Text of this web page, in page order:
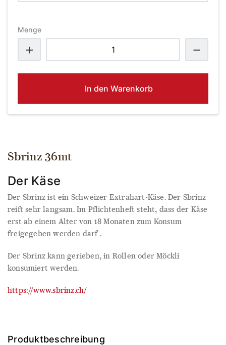
Menge
In den Warenkorb
Sbrinz 36mt
Der Käse
Der Sbrinz ist ein Schweizer Extrahart-Käse. Der Sbrinz
reift sehr langsam. Im Pflichtenheft steht, dass der Käse
erst ab einem Alter von 18 Monaten zum Konsum
freigegeben werden darf .
Der Sbrinz kann gerieben, in Rollen oder Möckli
konsumiert werden.
https://www.sbrinz.ch/
Produktbeschreibung